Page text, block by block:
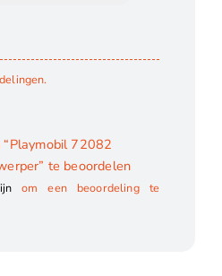
72082
te beoordelen
om een beoordeling te